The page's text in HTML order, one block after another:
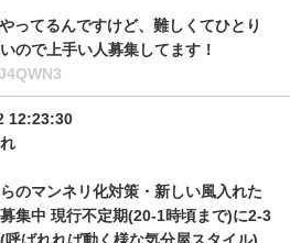
ってるんですけど、難しくてひとり
ので上手い人募集してます！
12:23:30
のマンネリ化対策・新しい風入れた
集中 現行不定期(20-1時頃まで)に2-3